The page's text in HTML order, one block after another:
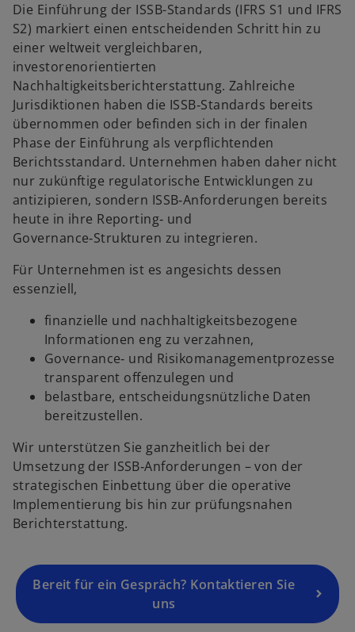
Die Einführung der ISSB-Standards (IFRS S1 und IFRS
S2) markiert einen entscheidenden Schritt hin zu
einer weltweit vergleichbaren,
investorenorientierten
Nachhaltigkeitsberichterstattung. Zahlreiche
Jurisdiktionen haben die ISSB‑Standards bereits
übernommen oder befinden sich in der finalen
Phase der Einführung als verpflichtenden
Berichtsstandard. Unternehmen haben daher nicht
nur zukünftige regulatorische Entwicklungen zu
antizipieren, sondern ISSB‑Anforderungen bereits
heute in ihre Reporting‑ und
Governance‑Strukturen zu integrieren.
Für Unternehmen ist es angesichts dessen
essenziell,
finanzielle und nachhaltigkeitsbezogene
Informationen eng zu verzahnen,
Governance‑ und Risikomanagementprozesse
transparent offenzulegen und
belastbare, entscheidungsnützliche Daten
bereitzustellen.
Wir unterstützen Sie ganzheitlich bei der
Umsetzung der ISSB‑Anforderungen – von der
strategischen Einbettung über die operative
Implementierung bis hin zur prüfungsnahen
Berichterstattung.
Bereit für ein Gespräch? Kontaktieren Sie
uns